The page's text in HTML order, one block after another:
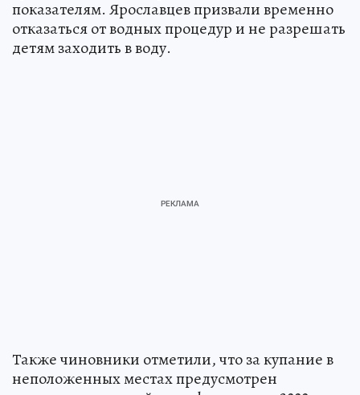
показателям. Ярославцев призвали временно
отказаться от водных процедур и не разрешать
детям заходить в воду.
Также чиновники отметили, что за купание в
неположенных местах предусмотрен